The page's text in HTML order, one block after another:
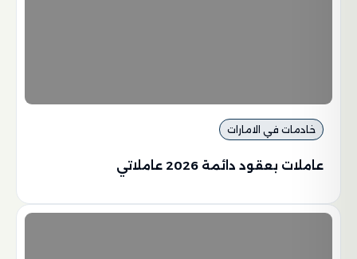
خادمات في الامارات
عاملات بعقود دائمة 2026 عاملاتي